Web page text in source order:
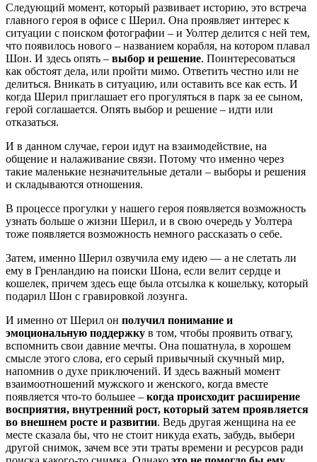
Следующий момент, который развивает историю, это встреча
главного героя в офисе с Шерил. Она проявляет интерес к
ситуации с поиском фотографии – и Уолтер делится с ней тем,
что появилось нового – названием корабля, на котором плавал
Шон. И здесь опять – выбор и решение. Поинтересоваться
как обстоят дела, или пройти мимо. Ответить честно или не
делиться. Вникать в ситуацию, или оставить все как есть. И
когда Шерил приглашает его прогуляться в парк за ее сыном,
герой соглашается. Опять выбор и решение – идти или
отказаться.
И в данном случае, герои идут на взаимодействие, на
общение и налаживание связи. Потому что именно через
такие маленькие незначительные детали – выборы и решения
и складываются отношения.
В процессе прогулки у нашего героя появляется возможность
узнать больше о жизни Шерил, и в свою очередь у Уолтера
тоже появляется возможность немного рассказать о себе.
Затем, именно Шерил озвучила ему идею — а не слетать ли
ему в Гренландию на поиски Шона, если велит сердце и
кошелек, причем здесь еще была отсылка к кошельку, который
подарил Шон с гравировкой лозунга.
И именно от Шерил он получил понимание и
эмоциональную поддержку в том, чтобы проявить отвагу,
вспомнить свои давние мечты. Она пошатнула, в хорошем
смысле этого слова, его серый привычный скучный мир,
напомнив о духе приключений. И здесь важный момент
взаимоотношений мужского и женского, когда вместе
появляется что-то большее – когда происходит расширение
восприятия, внутренний рост, который затем проявляется
во внешнем росте и развитии. Ведь другая женщина на ее
месте сказала бы, что не стоит никуда ехать, забудь, выбери
другой снимок, зачем все эти траты времени и ресурсов ради